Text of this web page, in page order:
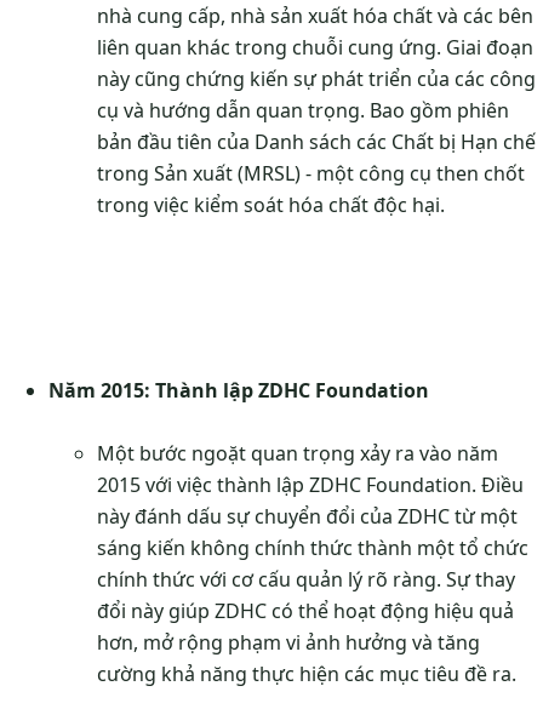
nhà cung cấp, nhà sản xuất hóa chất và các bên
liên quan khác trong chuỗi cung ứng. Giai đoạn
này cũng chứng kiến sự phát triển của các công
cụ và hướng dẫn quan trọng. Bao gồm phiên
bản đầu tiên của Danh sách các Chất bị Hạn chế
trong Sản xuất (MRSL) - một công cụ then chốt
trong việc kiểm soát hóa chất độc hại.
Năm 2015: Thành lập ZDHC Foundation
Một bước ngoặt quan trọng xảy ra vào năm
2015 với việc thành lập ZDHC Foundation. Điều
này đánh dấu sự chuyển đổi của ZDHC từ một
sáng kiến không chính thức thành một tổ chức
chính thức với cơ cấu quản lý rõ ràng. Sự thay
đổi này giúp ZDHC có thể hoạt động hiệu quả
hơn, mở rộng phạm vi ảnh hưởng và tăng
cường khả năng thực hiện các mục tiêu đề ra.